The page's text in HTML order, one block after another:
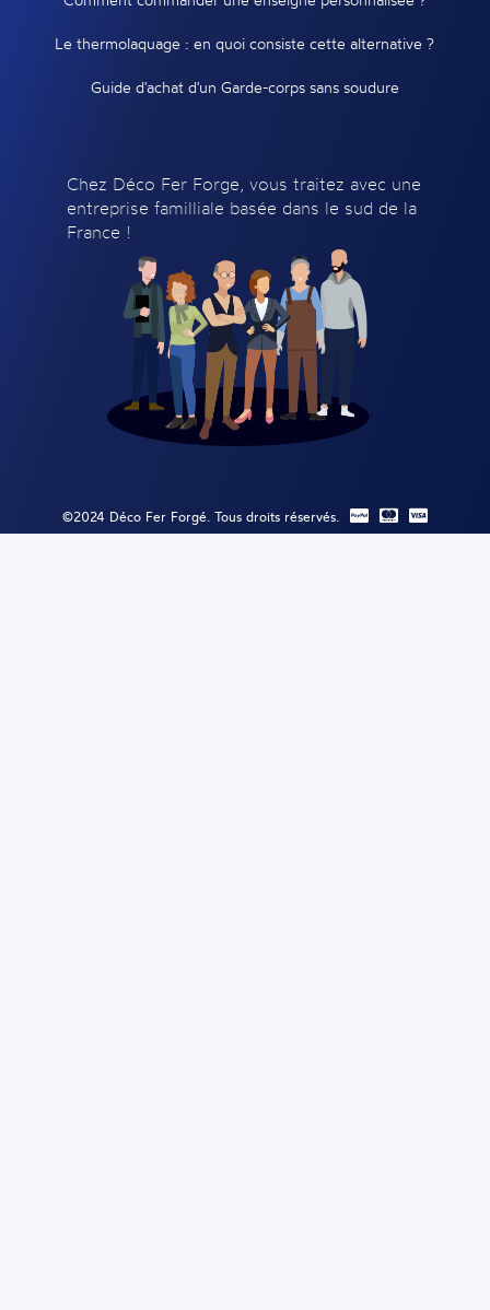
Le thermolaquage : en quoi consiste cette alternative ?
Guide d'achat d'un Garde-corps sans soudure
Chez Déco Fer Forge, vous traitez avec une
entreprise familliale basée dans le sud de la
France !
©2024 Déco Fer Forgé. Tous droits réservés.